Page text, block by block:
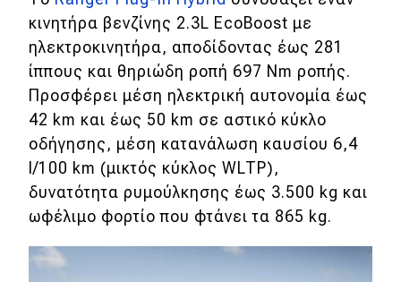
κινητήρα βενζίνης 2.3L EcoBoost με
ηλεκτροκινητήρα, αποδίδοντας έως 281
ίππους και θηριώδη ροπή 697 Nm ροπής.
Προσφέρει μέση ηλεκτρική αυτονομία έως
42 km και έως 50 km σε αστικό κύκλο
οδήγησης, μέση κατανάλωση καυσίου 6,4
l/100 km (μικτός κύκλος WLTP),
δυνατότητα ρυμούλκησης έως 3.500 kg και
ωφέλιμο φορτίο που φτάνει τα 865 kg.